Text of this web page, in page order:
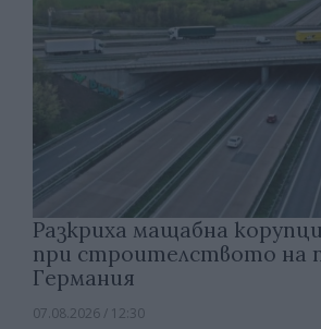
Разкриха мащабна
при строителството на
Германия
07.08.2026 / 12:30